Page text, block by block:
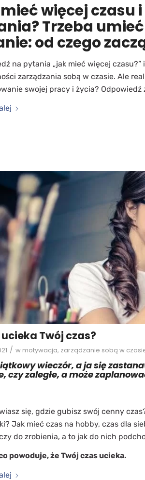
więcej czasu
Trzeba
od czego
na pytania „jak mieć więcej
zarządzania sobą w czasie. Ale
swojej pracy i życia?
Twój czas?
/ w motywacja, zarządzanie sobą w
wieczór, a ja się
czy zaległe, a może
się, gdzie gubisz swój cenny
Jak mieć czas na hobby, czas dla
do zrobienia, a to jak do nich
powoduje, że Twój czas ucieka.